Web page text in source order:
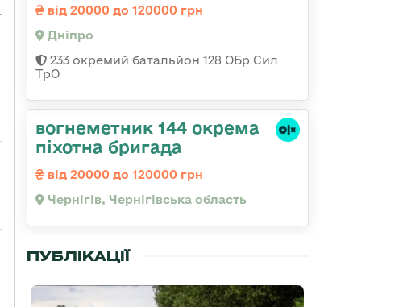
від 20000 до 120000 грн
Дніпро
233 окремий батальйон 128 ОБр Сил
ТрО
вогнеметник 144 окрема
піхотна бригада
від 20000 до 120000 грн
Чернігів, Чернігівська область
ПУБЛІКАЦІЇ